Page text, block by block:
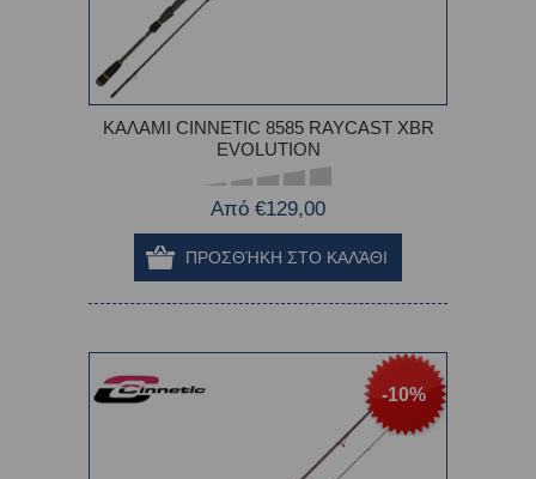
ΚΑΛΑΜΙ CINNETIC 8585 RAYCAST XBR
EVOLUTION
Από €129,00
-10%